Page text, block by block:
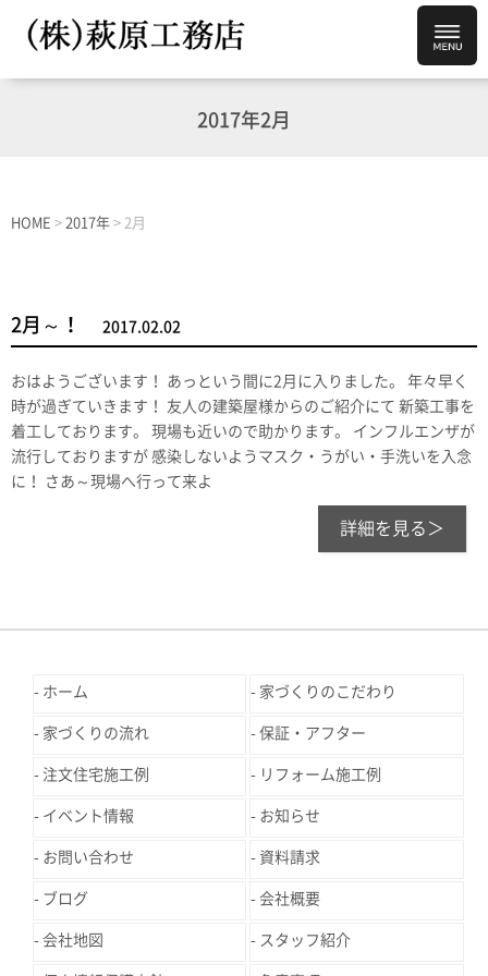
2017年2月
HOME > 2017年 > 2月
2月～！ 2017.02.02
おはようございます！ あっという間に2月に入りました。 年々早く
時が過ぎていきます！ 友人の建築屋様からのご紹介にて 新築工事を
着工しております。 現場も近いので助かります。 インフルエンザが
流行しておりますが 感染しないようマスク・うがい・手洗いを入念
に！ さあ～現場へ行って来よ
詳細を見る＞
ホーム 家づくりのこだわり
家づくりの流れ 保証・アフター
注文住宅施工例 リフォーム施工例
イベント情報 お知らせ
お問い合わせ 資料請求
ブログ 会社概要
会社地図 スタッフ紹介